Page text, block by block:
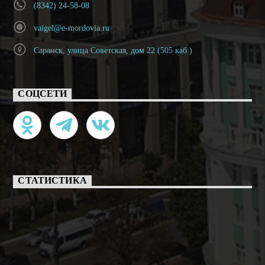
(8342) 24-58-08
vaigel@e-mordovia.ru
Саранск, улица Советская, дом 22 (505 каб.)
СОЦСЕТИ
СТАТИСТИКА